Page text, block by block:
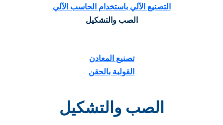
التصنيع الآلي باستخدام الحاسب الآلي
الصب والتشكيل
تصنيع المعادن
القولبة بالحقن
الصب والتشكيل